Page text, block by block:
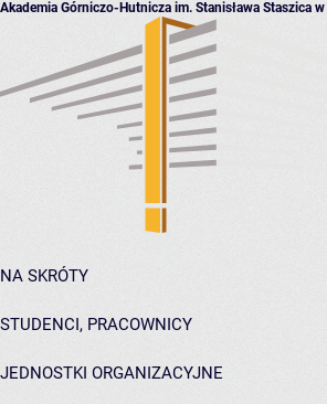
Akademia Górniczo-Hutnicza im. Stanisława Staszica
NA SKRÓTY
STUDENCI, PRACOWNICY
JEDNOSTKI ORGANIZACYJNE